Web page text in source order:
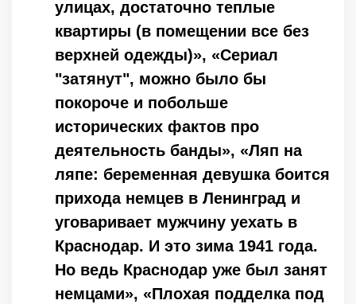
улицах, достаточно теплые
квартиры (в помещении все без
верхней одежды)», «Сериал
"затянут", можно было бы
покороче и побольше
исторических фактов про
деятельность банды», «Ляп на
ляпе: беременная девушка боится
прихода немцев в Ленинград и
уговаривает мужчину уехать в
Краснодар. И это зима 1941 года.
Но ведь Краснодар уже был занят
немцами», «Плохая подделка под